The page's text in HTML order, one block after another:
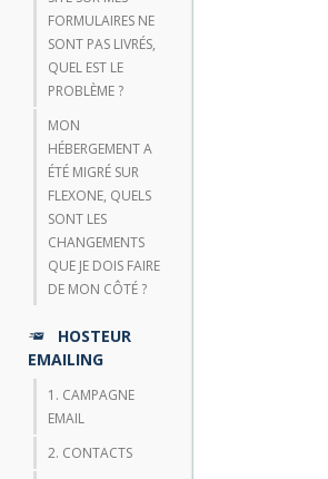
FORMULAIRES NE
SONT PAS LIVRÉS,
QUEL EST LE
PROBLÈME ?
MON
HÉBERGEMENT A
ÉTÉ MIGRÉ SUR
FLEXONE, QUELS
SONT LES
CHANGEMENTS
QUE JE DOIS FAIRE
DE MON CÔTÉ ?
HOSTEUR
EMAILING
1. CAMPAGNE
EMAIL
2. CONTACTS